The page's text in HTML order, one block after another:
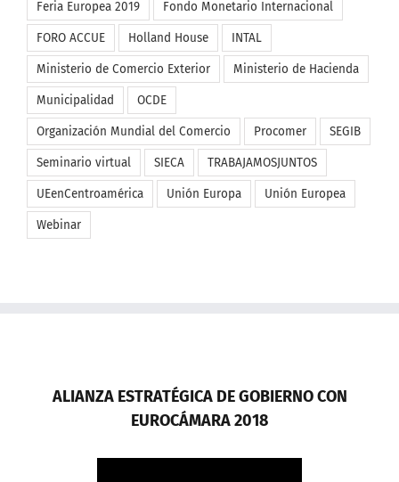
Feria Europea 2019 Fondo Monetario Internacional
FORO ACCUE Holland House INTAL
Ministerio de Comercio Exterior Ministerio de Hacienda
Municipalidad OCDE
Organización Mundial del Comercio Procomer SEGIB
Seminario virtual SIECA TRABAJAMOSJUNTOS
UEenCentroamérica Unión Europa Unión Europea
Webinar
ALIANZA ESTRATÉGICA DE GOBIERNO CON
EUROCÁMARA 2018